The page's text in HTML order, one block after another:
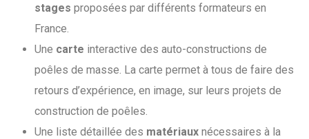
stages proposées par différents formateurs en
France.
Une carte interactive des auto-constructions de
poêles de masse. La carte permet à tous de faire des
retours d’expérience, en image, sur leurs projets de
construction de poêles.
Une liste détaillée des matériaux nécessaires à la